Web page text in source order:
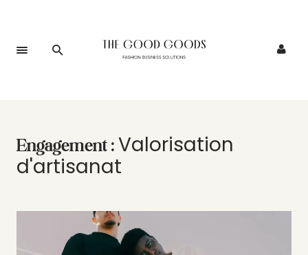
Engagement :Valorisation
d'artisanat